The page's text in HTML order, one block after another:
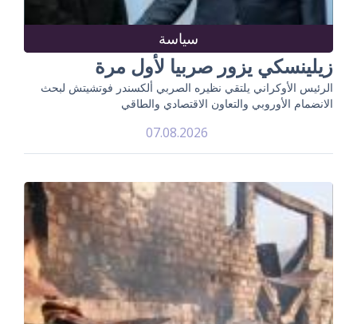
سياسة
زيلينسكي يزور صربيا لأول مرة
الرئيس الأوكراني يلتقي نظيره الصربي ألكسندر فوتشيتش لبحث
الانضمام الأوروبي والتعاون الاقتصادي والطاقي
07.08.2026